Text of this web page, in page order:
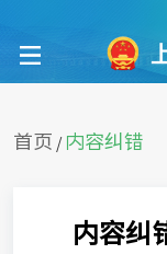
首页 / 内容纠错
内容纠